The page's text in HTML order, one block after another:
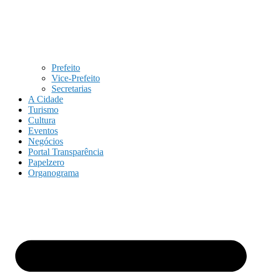
Prefeito
Vice-Prefeito
Secretarias
A Cidade
Turismo
Cultura
Eventos
Negócios
Portal Transparência
Papelzero
Organograma